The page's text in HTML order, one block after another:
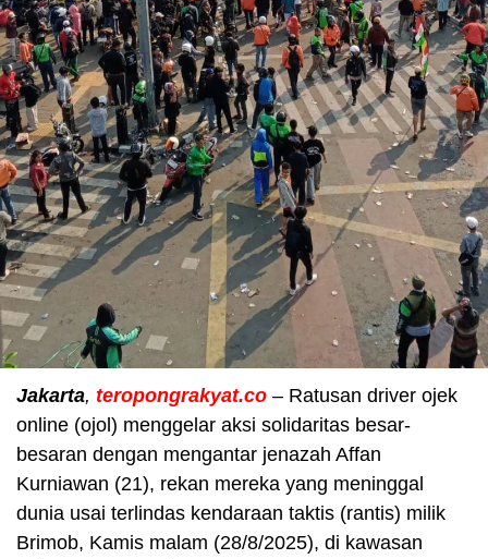
Jakarta, teropongrakyat.co – Ratusan driver ojek
online (ojol) menggelar aksi solidaritas besar-
besaran dengan mengantar jenazah Affan
Kurniawan (21), rekan mereka yang meninggal
dunia usai terlindas kendaraan taktis (rantis) milik
Brimob, Kamis malam (28/8/2025), di kawasan